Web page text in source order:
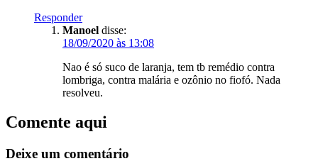
Responder
Manoel disse:
18/09/2020 às 13:08
Nao é só suco de laranja, tem tb remédio contra
lombriga, contra malária e ozônio no fiofó. Nada
resolveu.
Comente aqui
Deixe um comentário